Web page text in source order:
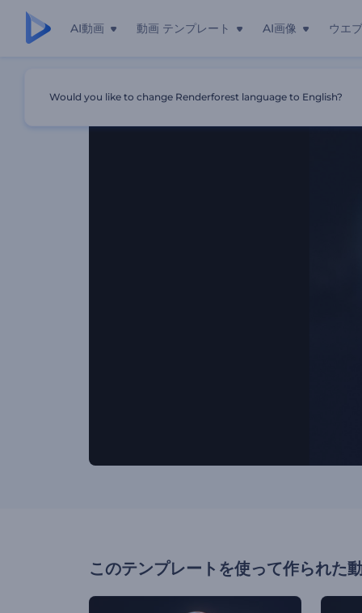
AI動画 動画 テンプレート AI画像 ウエ
このテンプレートを使って作られた
Would you like to change Renderforest language to English?